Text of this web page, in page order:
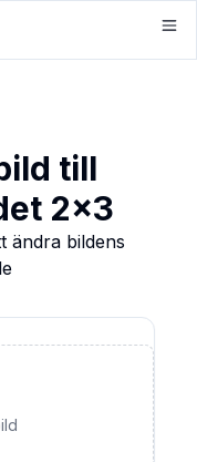
till
2x3
ändra bildens